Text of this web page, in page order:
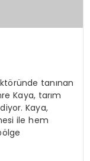
tanınan
Kaya, tarım
Kaya,
ile hem